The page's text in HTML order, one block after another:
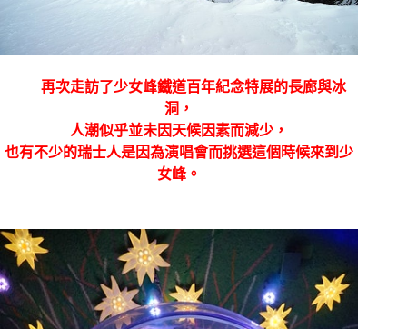
再次走訪了少女峰鐵道百年紀念特展的長廊與冰
洞，
人潮似乎並未因天候因素而減少，
也有不少的瑞士人是因為演唱會而挑選這個時候來到少
女峰。